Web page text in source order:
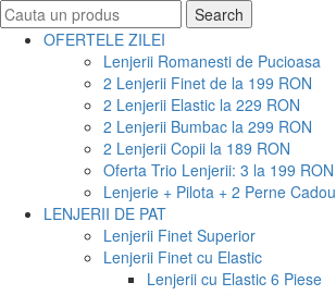
Search
for:
Search
OFERTELE ZILEI
Lenjerii Romanesti de Pucioasa
2 Lenjerii Finet de la 199 RON
2 Lenjerii Elastic la 229 RON
2 Lenjerii Bumbac la 299 RON
2 Lenjerii Copii la 189 RON
Oferta Trio Lenjerii: 3 la 199 RON
Lenjerie + Pilota + 2 Perne Cadou
LENJERII DE PAT
Lenjerii Finet Superior
Lenjerii Finet cu Elastic
Lenjerii cu Elastic 6 Piese